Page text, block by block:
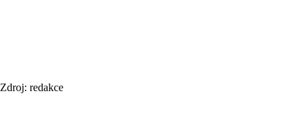
Zdroj: redakce